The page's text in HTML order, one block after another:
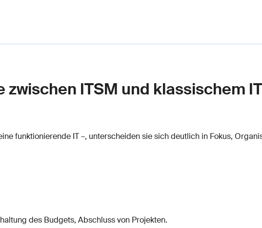
ITSM und klassischem
funktionierende IT –, unterscheiden sie sich deutlich in Fokus,
des Budgets, Abschluss von Projekten.